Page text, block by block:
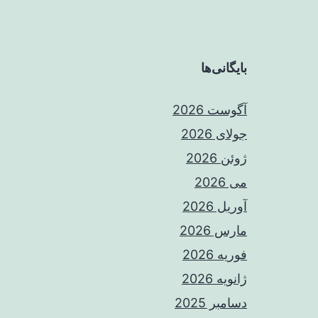
بایگانی‌ها
آگوست 2026
جولای 2026
ژوئن 2026
می 2026
آوریل 2026
مارس 2026
فوریه 2026
ژانویه 2026
دسامبر 2025